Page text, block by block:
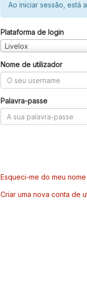
Ao iniciar sessão, está
Plataforma de login
Livelox
Nome de utilizador
Palavra-passe
Esqueci-me do meu
Criar uma nova conta de